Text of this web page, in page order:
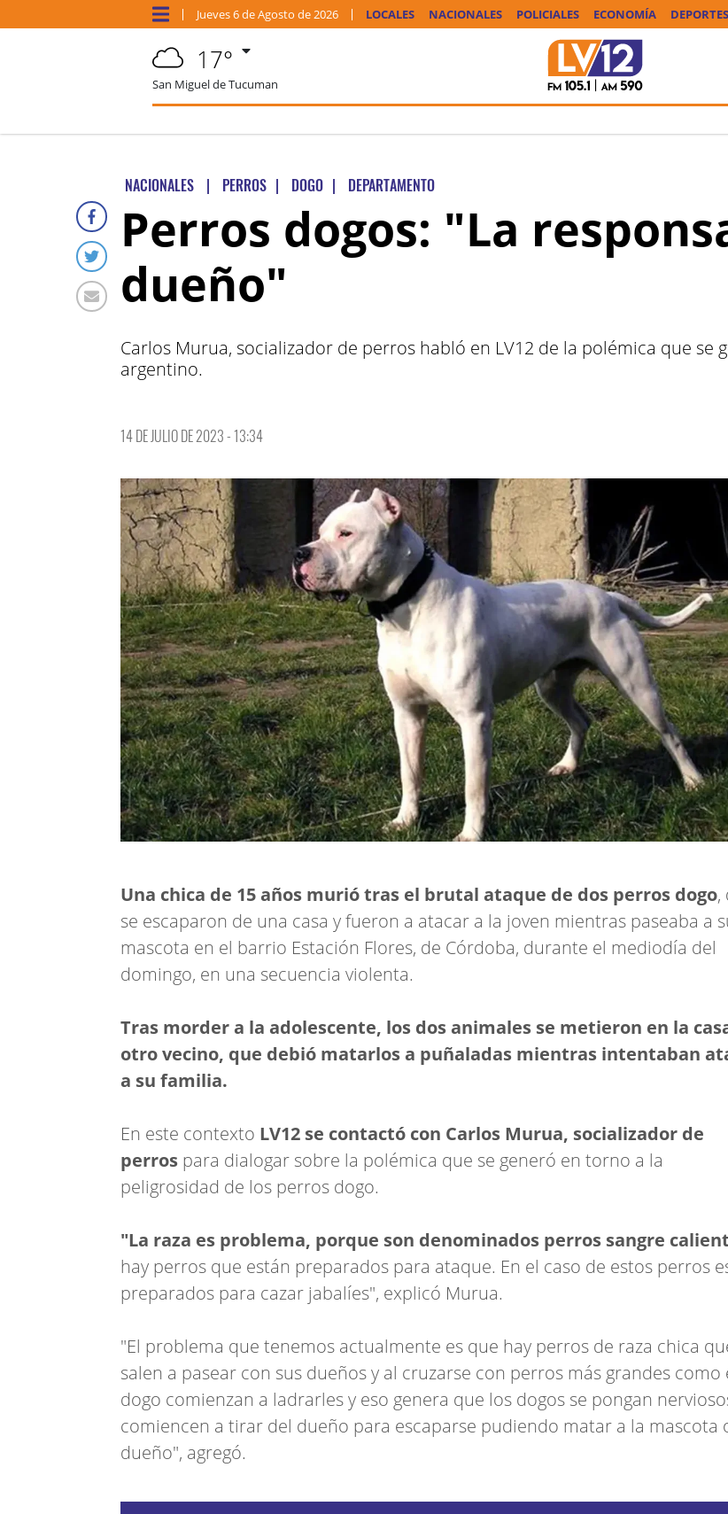
Jueves6 deAgosto de 2026 LOCALES NACIONALES POLICIALES ECONOMÍA DEPORTES
17°
San Miguel de Tucuman
NACIONALES | PERROS | DOGO | DEPARTAMENTO
Perros dogos: "La
dueño"
Carlos Murua, socializador de perros habló en LV12 de la polémica que
argentino.
14 DE JULIO DE 2023 - 13:34
Una chica de 15 años murió tras el brutal ataque de dos perros dogo,
se escaparon de una casa y fueron a atacar a la joven mientras paseaba a
mascota en el barrio Estación Flores, de Córdoba, durante el mediodía del
domingo, en una secuencia violenta.
Tras morder a la adolescente, los dos animales se metieron en la
otro vecino, que debió matarlos a puñaladas mientras intentaban
a su familia.
En este contexto LV12 se contactó con Carlos Murua, socializador de
perros para dialogar sobre la polémica que se generó en torno a la
peligrosidad de los perros dogo.
"La raza es problema, porque son denominados perros sangre
hay perros que están preparados para ataque. En el caso de estos perros
preparados para cazar jabalíes", explicó Murua.
"El problema que tenemos actualmente es que hay perros de raza chica
salen a pasear con sus dueños y al cruzarse con perros más grandes como
dogo comienzan a ladrarles y eso genera que los dogos se pongan
comiencen a tirar del dueño para escaparse pudiendo matar a la mascota
dueño", agregó.